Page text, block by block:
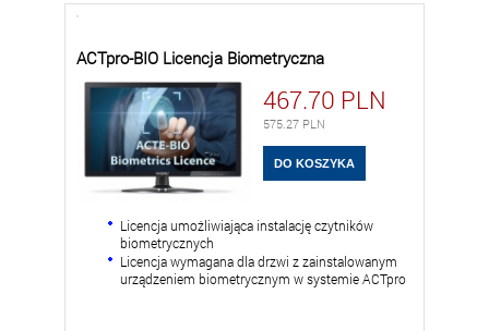
ACTpro-BIO Licencja Biometryczna
467.70 PLN
575.27 PLN
Licencja umożliwiająca instalację czytników
biometrycznych
Licencja wymagana dla drzwi z zainstalowanym
urządzeniem biometrycznym w systemie ACTpro